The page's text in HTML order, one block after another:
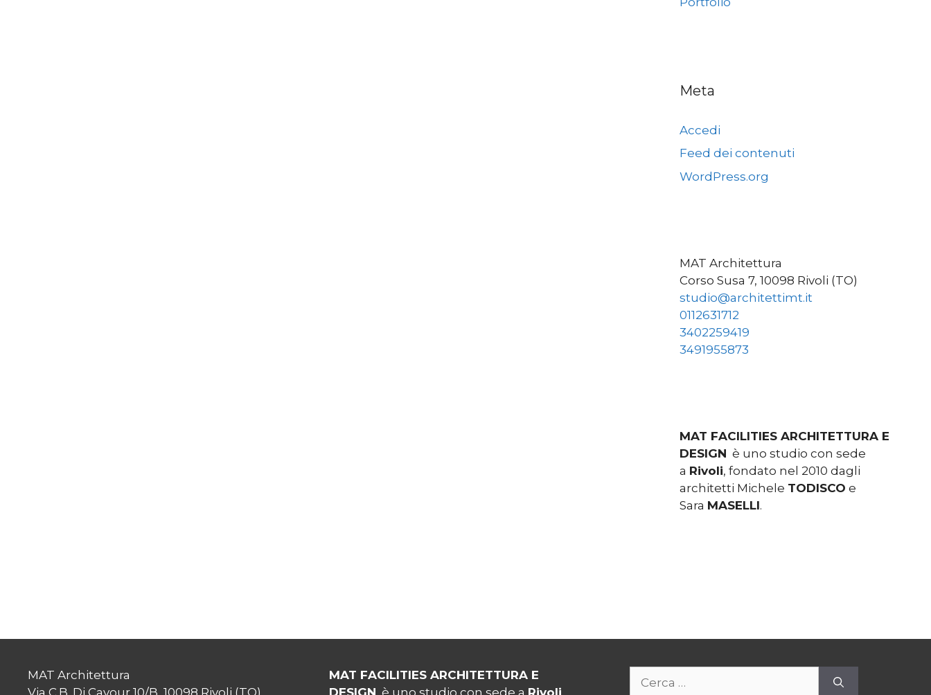
Meta
Accedi
Feed dei contenuti
WordPress.org
MAT Architettura
Corso Susa 7, 10098 Rivoli (TO)
studio@architettimt.it
0112631712
3402259419
3491955873
MAT FACILITIES ARCHITETTURA E
DESIGN è uno studio con sede
a Rivoli, fondato nel 2010 dagli
architetti Michele TODISCO e
Sara MASELLI.
MAT Architettura
Via C.B. Di Cavour 10/B, 10098 Rivoli (TO)
MAT FACILITIES ARCHITETTURA E
DESIGN è uno studio con sede a Rivoli
per: